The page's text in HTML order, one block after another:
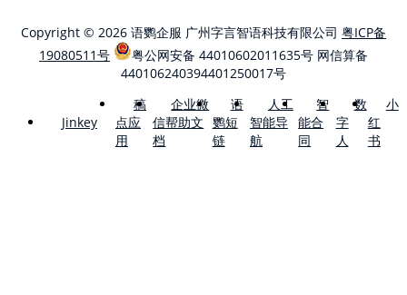
Copyright © 2026 语鹦企服 广州字言智语科技有限公司 粤ICP备
19080511号
粤公网安备 44010602011635号 网信算备
440106240394401250017号
Jinkey
稿
点应
用
企业微
信帮助文
档
语
鹦短
链
人工
智能导
航
智
能合
同
数
字
人
小
红
书